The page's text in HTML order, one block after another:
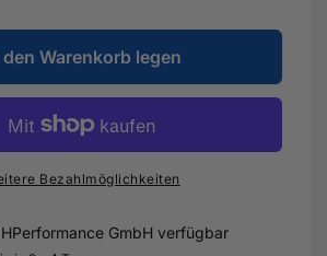
den Warenkorb legen
Bezahlmöglichkeiten
HPerformance GmbH verfügbar